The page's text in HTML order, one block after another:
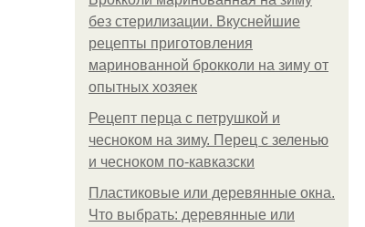
без стерилизации. Вкуснейшие
рецепты приготовления
маринованной брокколи на зиму от
опытных хозяек
Рецепт перца с петрушкой и
чесноком на зиму. Перец с зеленью
и чесноком по-кавказски
Пластиковые или деревянные окна.
Что выбрать: деревянные или